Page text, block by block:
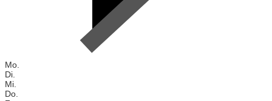
Mo.
Di.
Mi.
Do.